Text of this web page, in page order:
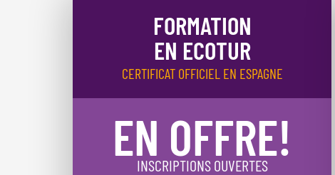
FORMATION
EN ECOTUR
CERTIFICAT OFFICIEL EN ESPAGNE
EN OFFRE!
INSCRIPTIONS OUVERTES